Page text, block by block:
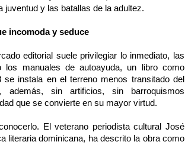
juventud y las batallas de la adultez.
incomoda y seduce
editorial suele privilegiar lo inmediato, las
los manuales de autoayuda, un libro como
se instala en el terreno menos transitado del
además, sin artificios, sin barroquismos
que se convierte en su mayor virtud.
El veterano periodista cultural José
literaria dominicana, ha descrito la obra como